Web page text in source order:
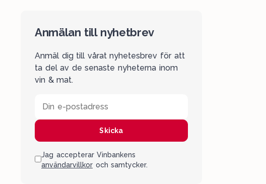
Anmälan till nyhetbrev
Anmäl dig till vårat nyhetesbrev för att
ta del av de senaste nyheterna inom
vin & mat.
Din e-postadress
Skicka
Jag accepterar Vinbankens
användarvillkor och samtycker.